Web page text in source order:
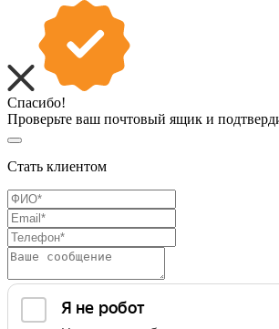
Спасибо!
Проверьте ваш почтовый ящик и
Стать клиентом